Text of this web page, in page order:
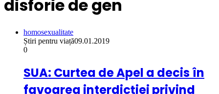
disforie de gen
homosexualitate
Știri pentru viață09.01.2019
0
SUA: Curtea de Apel a decis în
favoarea interdicției privind